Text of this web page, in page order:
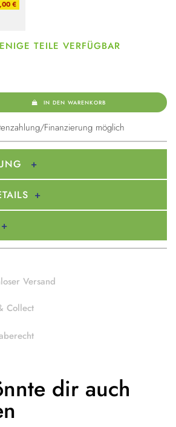
€
TEILE VERFÜGBAR
IN DEN WARENKORB
Finanzierung möglich
Versand
Collect
dir auch